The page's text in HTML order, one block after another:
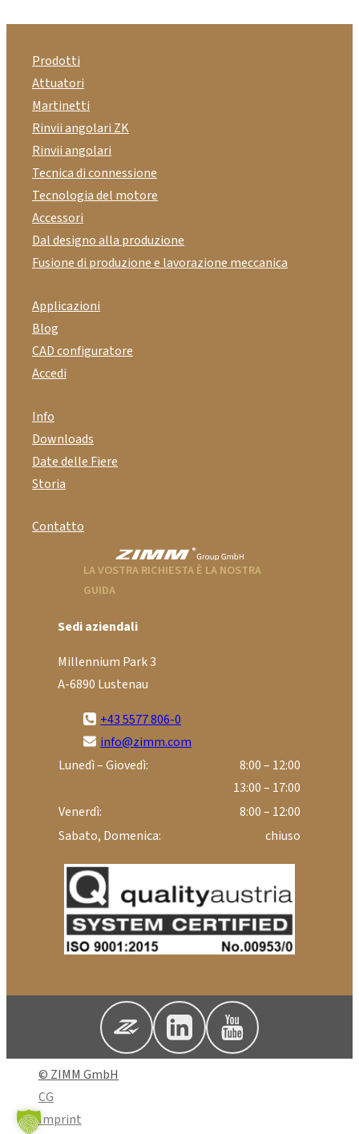
Prodotti
Attuatori
Martinetti
Rinvii angolari ZK
Rinvii angolari
Tecnica di connessione
Tecnologia del motore
Accessori
Dal designo alla produzione
Fusione di produzione e lavorazione meccanica
Applicazioni
Blog
CAD configuratore
Accedi
Info
Downloads
Date delle Fiere
Storia
Contatto
LA VOSTRA RICHIESTA È LA NOSTRA
GUIDA
Sedi aziendali
Millennium Park 3
A-6890 Lustenau
+43 5577 806-0
info@zimm.com
Lunedì – Giovedì:
8:00 – 12:00
13:00 – 17:00
Venerdì:
8:00 – 12:00
Sabato, Domenica:
chiuso
© ZIMM GmbH
CG
Imprint